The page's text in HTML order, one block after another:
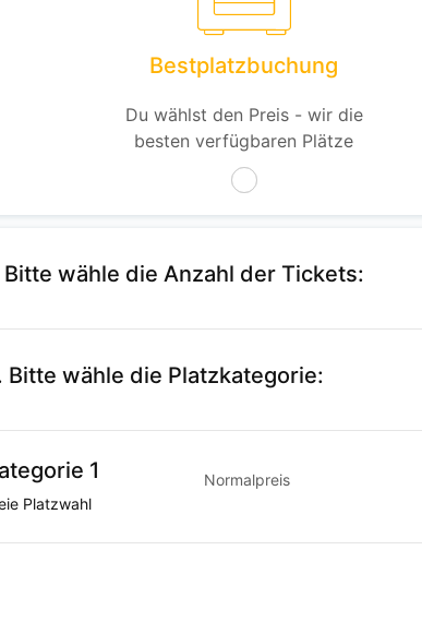
Bestplatzbuchung
Du wählst den Preis - wir die
besten verfügbaren Plätze
Bitte wähle die Anzahl der Tickets:
Bitte wähle die Platzkategorie:
1
Platzwahl
Normalpreis